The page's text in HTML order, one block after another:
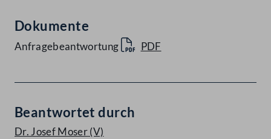
Dokumente
Anfragebeantwortung PDF
Beantwortet durch
Dr. Josef Moser(V)